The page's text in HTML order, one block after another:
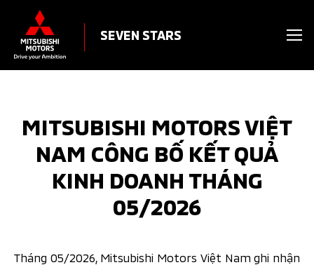
SEVEN STARS
MITSUBISHI MOTORS VIỆT
NAM CÔNG BỐ KẾT QUẢ
KINH DOANH THÁNG
05/2026
Tháng 05/2026, Mitsubishi Motors Việt Nam ghi nhận